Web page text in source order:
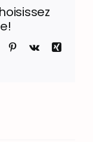
Tumblr Pinterest
Vk
Xing